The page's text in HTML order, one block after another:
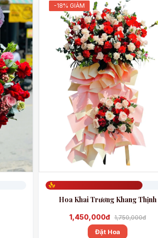
-18% GIẢM
Hoa Khai Trương Khang Thịnh
1,450,000đ 1,750,000đ
Đặt Hoa